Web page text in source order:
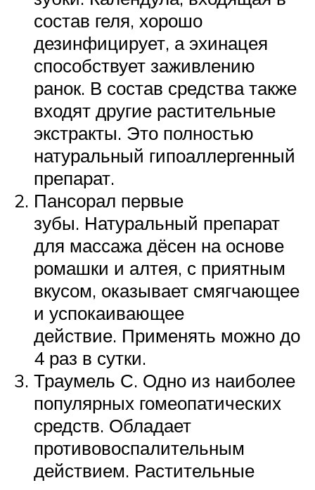
состав геля, хорошо
дезинфицирует, а эхинацея
способствует заживлению
ранок. В состав средства также
входят другие растительные
экстракты. Это полностью
натуральный гипоаллергенный
препарат.
Пансорал первые
зубы. Натуральный препарат
для массажа дёсен на основе
ромашки и алтея, с приятным
вкусом, оказывает смягчающее
и успокаивающее
действие. Применять можно до
4 раз в сутки.
Траумель С. Одно из наиболее
популярных гомеопатических
средств. Обладает
противовоспалительным
действием. Растительные